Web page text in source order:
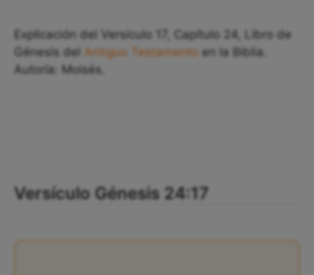
Explicación del Versículo 17, Capítulo 24, Libro de
Génesis del Antiguo Testamento en la Biblia.
Autoría: Moisés.
Versículo Génesis 24:17